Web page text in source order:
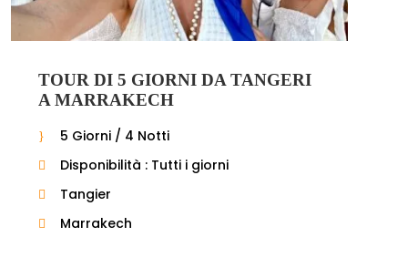
TOUR DI 5 GIORNI DA TANGERI
A MARRAKECH
5 Giorni / 4 Notti
Disponibilità : Tutti i giorni
Tangier
Marrakech